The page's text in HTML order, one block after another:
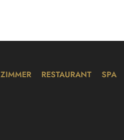
ZIMMER RESTAURANT SPA